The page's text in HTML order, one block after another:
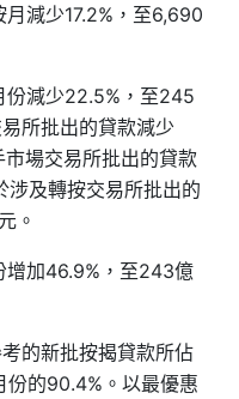
減少17.2%，至6,690
份減少22.5%，至245
所批出的貸款減少
場交易所批出的貸款
涉及轉按交易所批出的
。
增加46.9%，至243億
的新批按揭貸款所佔
的90.4%。以最優惠